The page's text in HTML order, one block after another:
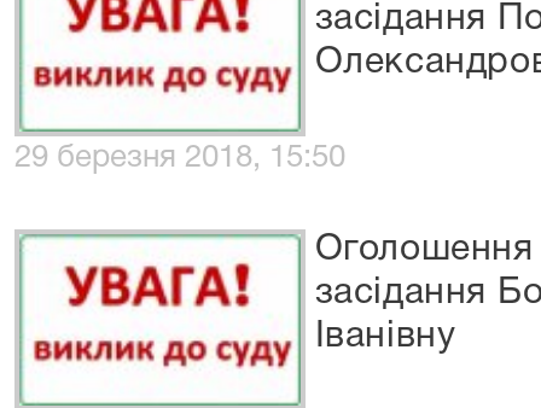
засідання
29 березня 2018, 15:50
Оголошення
засідання
Іванівну